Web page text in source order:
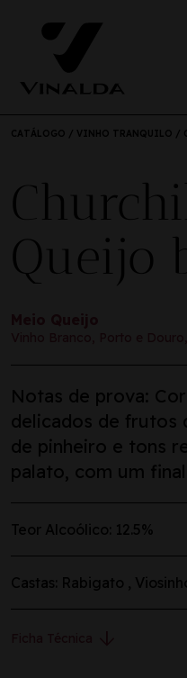
CATÁLOGO / VINHO TRANQUILO /
Queijo
Notas de prova:
delicados de frutos
de pinheiro e tons
palato, com um
Teor Alcoólico: 12.5%
Castas: Rabigato ,